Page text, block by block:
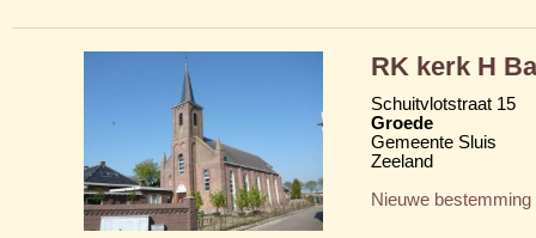
RK kerk H
Schuitvlotstraat 15
Groede
Gemeente Sluis
Zeeland
Nieuwe bestemming